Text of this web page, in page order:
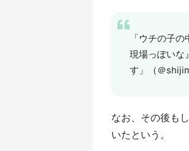
「ウチの子
現場っぽいな
す」（＠
なお、その後も
いたという。